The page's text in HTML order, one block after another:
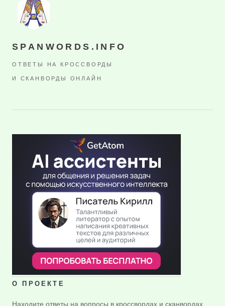
SPANWORDS.INFO
ОТВЕТЫ НА КРОССВОРДЫ
И СКАНВОРДЫ ОНЛАЙН
О ПРОЕКТЕ
Находите ответы на вопросы в кроссвордах и сканвордах